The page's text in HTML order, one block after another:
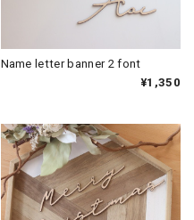
Name letter banner 2 font
¥1,350